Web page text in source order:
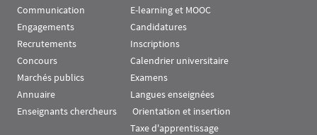
Communication
Engagements
Recrutements
Concours
Marchés publics
Annuaire
Enseignants chercheurs
E-learning et MOOC
Candidatures
Inscriptions
Calendrier universitaire
Examens
Langues enseignées
Orientation et insertion
Taxe d'apprentissage